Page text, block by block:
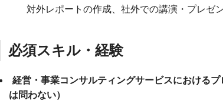
対外レポートの作成、社外での講演・プレゼン
必須スキル・経験
経営・事業コンサルティングサービスにおける
は問わない）